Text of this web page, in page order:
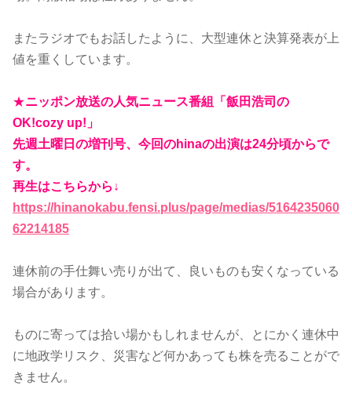
またラジオでもお話したように、大型連休と決算発表が上
値を重くしています。
★ニッポン放送の人気ニュース番組「飯田浩司の
OK!cozy up!」
先週土曜日の増刊号、今回のhinaの出演は24分頃からで
す。
再生はこちらから↓
https://hinanokabu.fensi.plus/page/medias/5164235060
62214185
連休前の手仕舞い売りが出て、良いものも安くなっている
場合があります。
ものに寄っては拾い場かもしれませんが、とにかく連休中
に地政学リスク、災害など何かあっても株を売ることがで
きません。